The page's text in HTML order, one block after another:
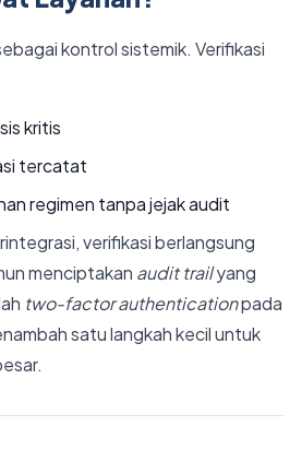
kontrol sistemik. Verifikasi
kritis
tercatat
regimen tanpa jejak audit
verifikasi berlangsung
menciptakan audit trailyang
two-factor authenticationpada
satu langkah kecil untuk